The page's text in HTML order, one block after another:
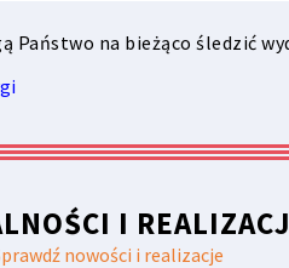
Państwo na bieżąco śledzić
I
nowości i realizacje